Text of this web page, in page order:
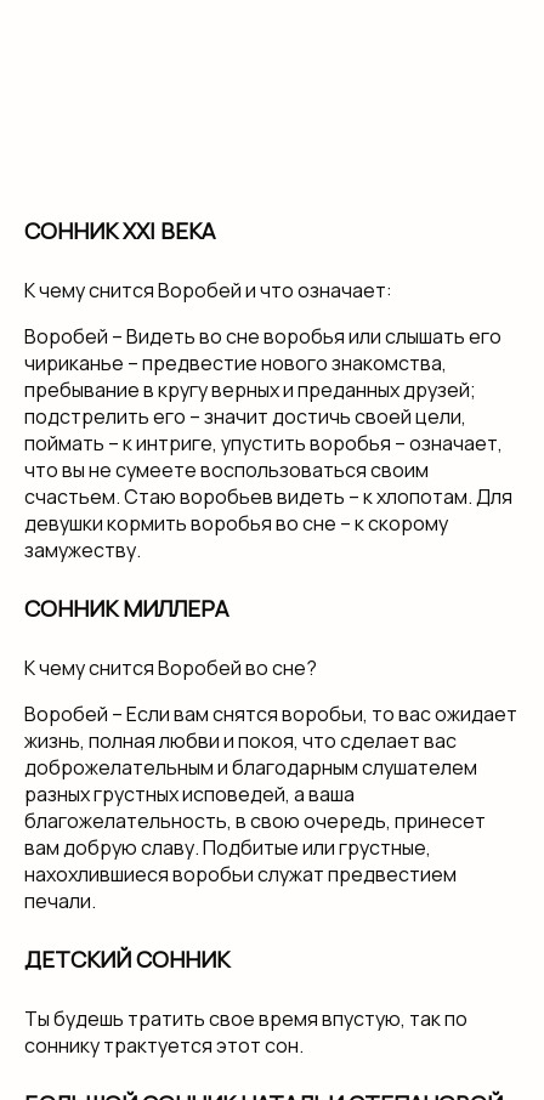
СОННИК XXI ВЕКА
К чему снится Воробей и что означает:
Воробей – Видеть во сне воробья или слышать его
чириканье – предвестие нового знакомства,
пребывание в кругу верных и преданных друзей;
подстрелить его – значит достичь своей цели,
поймать – к интриге, упустить воробья – означает,
что вы не сумеете воспользоваться своим
счастьем. Стаю воробьев видеть – к хлопотам. Для
девушки кормить воробья во сне – к скорому
замужеству.
СОННИК МИЛЛЕРА
К чему снится Воробей во сне?
Воробей – Если вам снятся воробьи, то вас ожидает
жизнь, полная любви и покоя, что сделает вас
доброжелательным и благодарным слушателем
разных грустных исповедей, а ваша
благожелательность, в свою очередь, принесет
вам добрую славу. Подбитые или грустные,
нахохлившиеся воробьи служат предвестием
печали.
ДЕТСКИЙ СОННИК
Ты будешь тратить свое время впустую, так по
соннику трактуется этот сон.